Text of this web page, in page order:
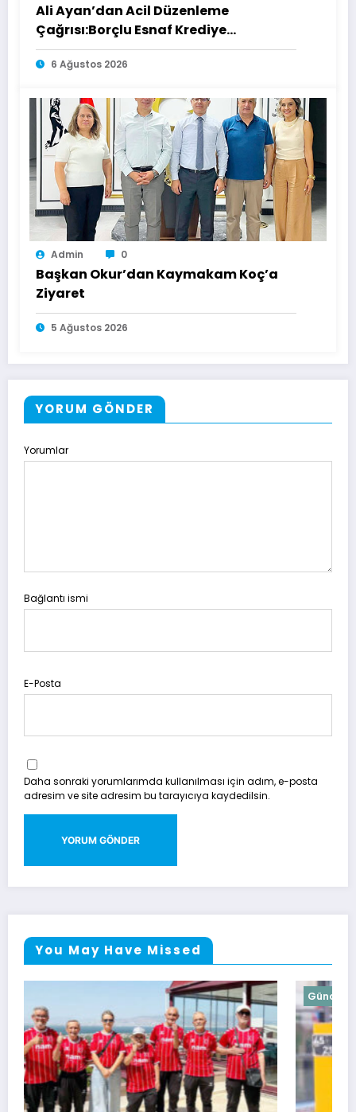
Ali Ayan’dan Acil Düzenleme
Çağrısı:Borçlu Esnaf Krediye
Ulaşamıyor
6 Ağustos 2026
Admin 0
Başkan Okur’dan Kaymakam Koç’a
Ziyaret
5 Ağustos 2026
YORUM GÖNDER
Yorumlar
Bağlantı ismi
E-Posta
Daha sonraki yorumlarımda kullanılması için adım, e-posta
adresim ve site adresim bu tarayıcıya kaydedilsin.
You May Have Missed